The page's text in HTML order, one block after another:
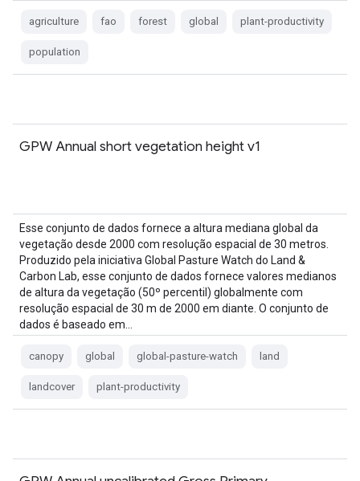
agriculture fao forest global plant-productivity
population
GPW Annual short vegetation height v1
Esse conjunto de dados fornece a altura mediana global da
vegetação desde 2000 com resolução espacial de 30 metros.
Produzido pela iniciativa Global Pasture Watch do Land &
Carbon Lab, esse conjunto de dados fornece valores medianos
de altura da vegetação (50º percentil) globalmente com
resolução espacial de 30 m de 2000 em diante. O conjunto de
dados é baseado em…
canopy global global-pasture-watch land
landcover plant-productivity